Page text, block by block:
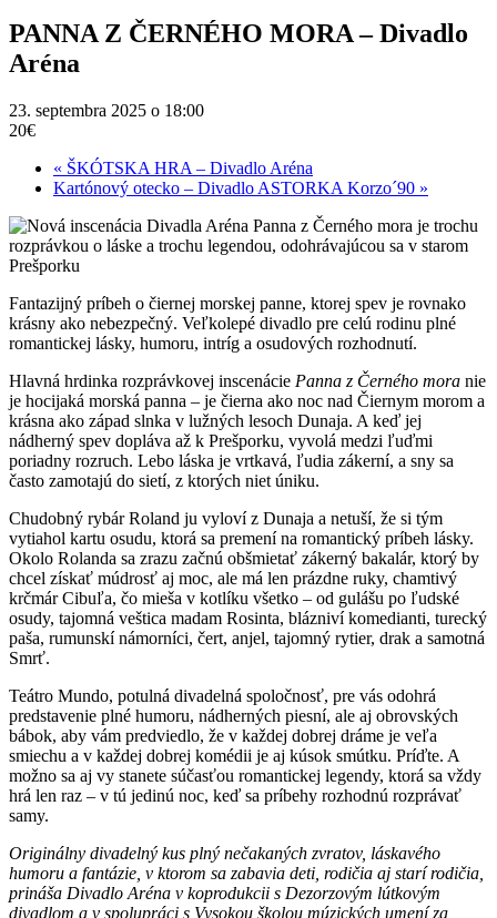
PANNA Z ČERNÉHO MORA – Divadlo
Aréna
23. septembra 2025 o 18:00
20€
« ŠKÓTSKA HRA – Divadlo Aréna
Kartónový otecko – Divadlo ASTORKA Korzo´90 »
Fantazijný príbeh o čiernej morskej panne, ktorej spev je rovnako
krásny ako nebezpečný. Veľkolepé divadlo pre celú rodinu plné
romantickej lásky, humoru, intríg a osudových rozhodnutí.
Hlavná hrdinka rozprávkovej inscenácie Panna z Černého mora nie
je hocijaká morská panna – je čierna ako noc nad Čiernym morom a
krásna ako západ slnka v lužných lesoch Dunaja. A keď jej
nádherný spev dopláva až k Prešporku, vyvolá medzi ľuďmi
poriadny rozruch. Lebo láska je vrtkavá, ľudia zákerní, a sny sa
často zamotajú do sietí, z ktorých niet úniku.
Chudobný rybár Roland ju vyloví z Dunaja a netuší, že si tým
vytiahol kartu osudu, ktorá sa premení na romantický príbeh lásky.
Okolo Rolanda sa zrazu začnú obšmietať zákerný bakalár, ktorý by
chcel získať múdrosť aj moc, ale má len prázdne ruky, chamtivý
krčmár Cibuľa, čo mieša v kotlíku všetko – od gulášu po ľudské
osudy, tajomná veštica madam Rosinta, blázniví komedianti, turecký
paša, rumunskí námorníci, čert, anjel, tajomný rytier, drak a samotná
Smrť.
Teátro Mundo, potulná divadelná spoločnosť, pre vás odohrá
predstavenie plné humoru, nádherných piesní, ale aj obrovských
bábok, aby vám predviedlo, že v každej dobrej dráme je veľa
smiechu a v každej dobrej komédii je aj kúsok smútku. Príďte. A
možno sa aj vy stanete súčasťou romantickej legendy, ktorá sa vždy
hrá len raz – v tú jedinú noc, keď sa príbehy rozhodnú rozprávať
samy.
Originálny divadelný kus plný nečakaných zvratov, láskavého
humoru a fantázie, v ktorom sa zabavia deti, rodičia aj starí rodičia,
prináša Divadlo Aréna v koprodukcii s Dezorzovým lútkovým
divadlom a v spolupráci s Vysokou školou múzických umení za